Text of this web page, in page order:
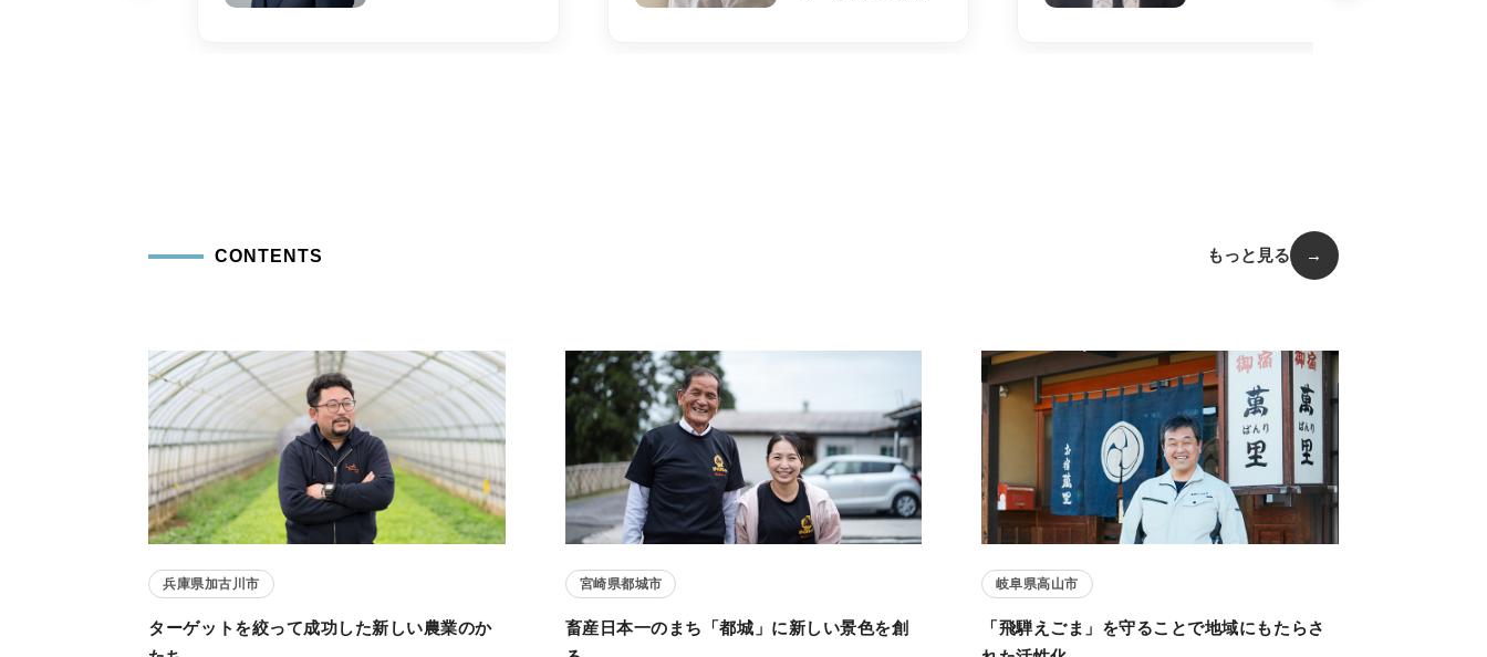
CONTENTS もっと見る →
兵庫県加古川市
ターゲットを絞って成功した新しい農業のか
宮崎県都城市
畜産日本一のまち「都城」に新しい景色を創
岐阜県高山市
「飛騨えごま」を守ることで地域にもたらさ